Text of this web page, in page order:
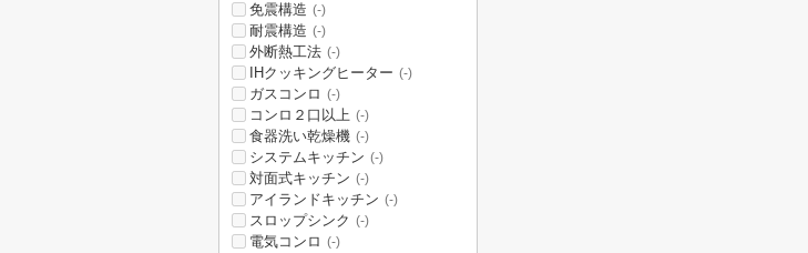
免震構造 (-)
耐震構造 (-)
外断熱工法 (-)
IHクッキングヒーター (-)
ガスコンロ (-)
コンロ２口以上 (-)
食器洗い乾燥機 (-)
システムキッチン (-)
対面式キッチン (-)
アイランドキッチン (-)
スロップシンク (-)
電気コンロ (-)